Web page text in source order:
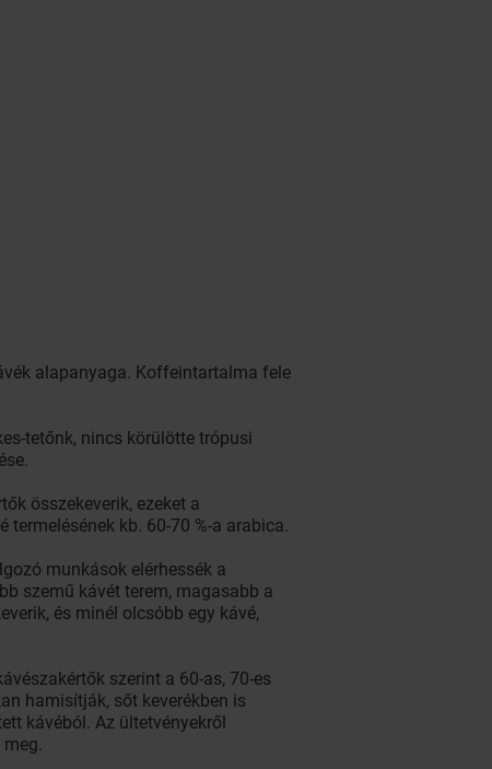
alapanyaga. Koffeintartalma fele
tetőnk, nincs körülötte trópusi
összekeverik, ezeket a
termelésének kb. 60-70 %-a arabica.
munkások elérhessék a
szemű kávét terem, magasabb a
és minél olcsóbb egy kávé,
szerint a 60-as, 70-es
hamisítják, sőt keverékben is
kávéból. Az ültetvényekről